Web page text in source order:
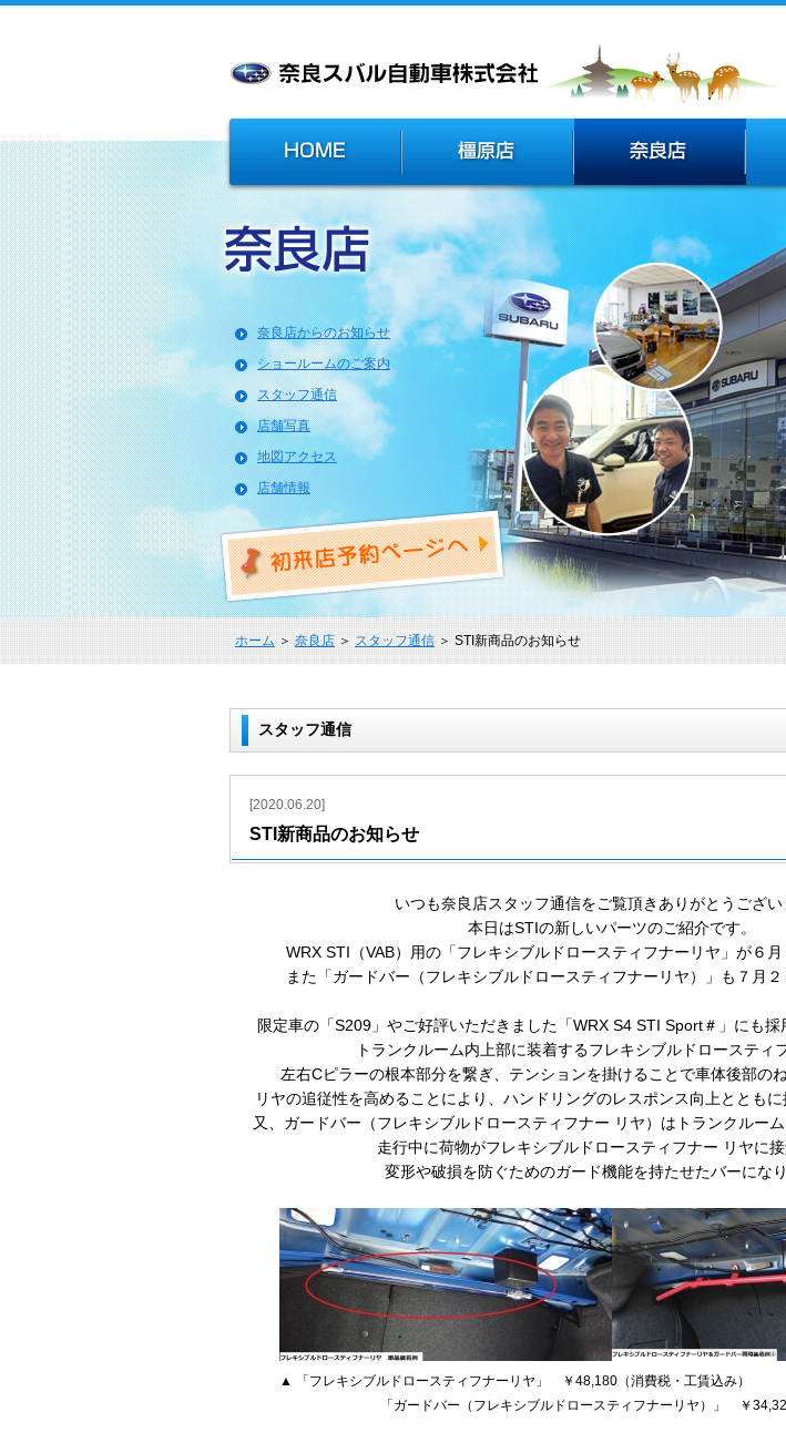
奈良店からのお知らせ
ショールームのご案内
スタッフ通信
店舗写真
地図アクセス
店舗情報
ホーム ＞ 奈良店 ＞ スタッフ通信 ＞ STI新商品のお知らせ
スタッフ通信
[2020.06.20]
STI新商品のお知らせ
いつも奈良店スタッフ通信をご覧頂きありがとうござい
本日はSTIの新しいパーツのご紹介です。
WRX STI （VAB）用の「フレキシブルドロースティフナーリヤ」が６月
また「ガードバー（フレキシブルドロースティフナーリヤ）」も７月２
限定車の「S209 」やご好評いただきました「WRX S4 STI Sport＃」にも採
トランクルーム内上部に装着するフレキシブルドロースティ
左右Cピラーの根本部分を繋ぎ、テンションを掛けることで車体後部の
リヤの追従性を高めることにより、ハンドリングのレスポンス向上とともに
又、ガードバー（フレキシブルドロースティフナー リヤ）はトランクルーム
走行中に荷物がフレキシブルドロースティフナー リヤに接
変形や破損を防ぐためのガード機能を持たせたバーになり
▲ 「フレキシブルドロースティフナーリヤ」 ￥48,180（消費税・工賃込み）
「ガードバー（フレキシブルドロースティフナーリヤ）」 ￥